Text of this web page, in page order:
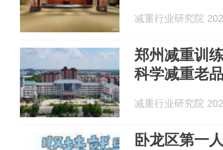
减重行业研究院
郑州减重训
科学减重老
减重行业研究院
卧龙区第一